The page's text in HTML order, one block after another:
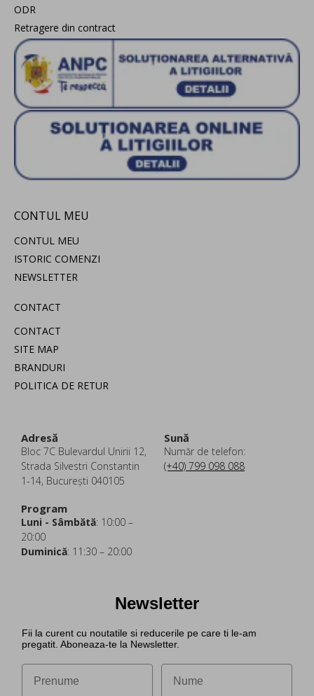
ODR
Retragere din contract
CONTUL MEU
CONTUL MEU
ISTORIC COMENZI
NEWSLETTER
CONTACT
CONTACT
SITE MAP
BRANDURI
POLITICA DE RETUR
Adresă
Bloc 7C Bulevardul Unirii 12,
Strada Silvestri Constantin
1-14, București 040105
Sună
Număr de telefon:
(+40) 799 098 088
Program
Luni - Sâmbătă: 10:00 –
20:00
Duminică: 11:30 – 20:00
Newsletter
Fii la curent cu noutatile si reducerile pe care ti le-am
pregatit. Aboneaza-te la Newsletter.